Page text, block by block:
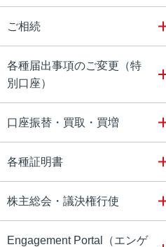
ご相続
各種届出事項のご変更（特
別口座）
口座振替・買取・買増
各種証明書
株主総会・議決権行使
Engagement Portal（エンゲ